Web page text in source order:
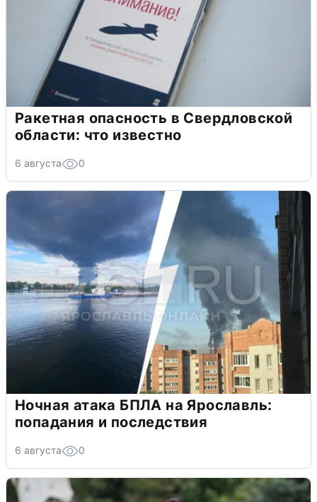
Ракетная опасность в Свердловской
области: что известно
6 августа 0
Ночная атака БПЛА на Ярославль:
попадания и последствия
6 августа 0